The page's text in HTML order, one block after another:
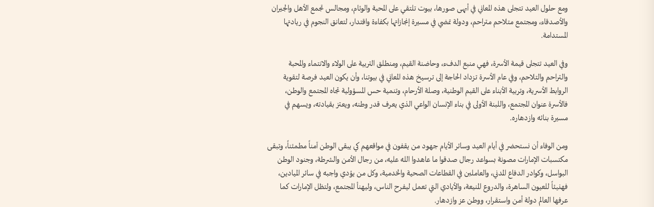
ومع حلول العيد تتجلى هذه المعاني في أبهى صورها، بيوت تلتقي على المحبة والوئام، ومجالس تجمع الأهل والجيران
والأصدقاء، ومجتمع متلاحم متراحم، ودولة تمضي في مسيرة إنجازاتها بكفاءة واقتدار، لتعانق النجوم في ريادتها
المستدامة.
وفي العيد تتجلى قيمة الأسرة، فهي منبع الدفء، وحاضنة القيم، ومنطلق التربية على الولاء والانتماء والمحبة
والتراحم والتلاحم، وفي عام الأسرة تزداد الحاجة إلى ترسيخ هذه المعاني في بيوتنا، وأن يكون العيد فرصة لتقوية
الروابط الأسرية، وتربية الأبناء على القيم الوطنية، وصلة الأرحام، وتنمية حس المسؤولية تجاه المجتمع والوطن،
فالأسرة عنوان المجتمع، واللبنة الأولى في بناء الإنسان الواعي الذي يعرف قدر وطنه، ويعتز بقيادته، ويسهم في
مسيرة بنائه وازدهاره.
ومن الوفاء أن نستحضر في أيام العيد وسائر الأيام جهود من يقفون في مواقعهم كي يبقى الوطن آمناً مطمئناً، وتبقى
مكتسبات الإمارات مصونة بسواعد رجال صدقوا ما عاهدوا الله عليه، من رجال الأمن والشرطة، وجنود الوطن
البواسل، وكوادر الدفاع المدني، والعاملين في القطاعات الصحية والخدمية، وكل من يؤدي واجبه في سائر الميادين،
فهنيئاً للعيون الساهرة، والدروع المنيعة، والأيادي التي تعمل ليفرح الناس، وليهنأ المجتمع، ولتظل الإمارات كما
عرفها العالم دولة أمن واستقرار، ووطن عز وازدهار.